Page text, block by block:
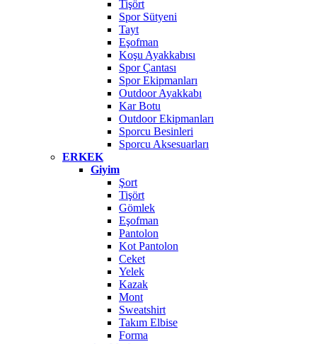
Tişört
Spor Sütyeni
Tayt
Eşofman
Koşu Ayakkabısı
Spor Çantası
Spor Ekipmanları
Outdoor Ayakkabı
Kar Botu
Outdoor Ekipmanları
Sporcu Besinleri
Sporcu Aksesuarları
ERKEK
Giyim
Şort
Tişört
Gömlek
Eşofman
Pantolon
Kot Pantolon
Ceket
Yelek
Kazak
Mont
Sweatshirt
Takım Elbise
Forma